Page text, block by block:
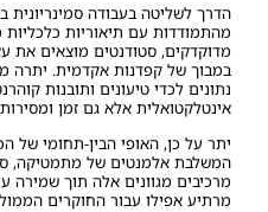
הדרך לשליטה בעבודה סמינריונית
מהתמודדות עם תיאוריות
מדוקדקים, סטודנטים מוצאים את
במבוך של קפדנות אקדמית. יתרה
נתונים לכדי טיעונים ותובנות
אינטלקטואלית אלא גם זמן
יתר על כן, האופי הבין-תחומי של
המשלבת אלמנטים של מתמטיקה,
מרכיבים מגוונים אלה תוך שמירה
מרתיע אפילו עבור החוקרים